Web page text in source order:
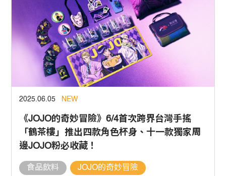
2025.06.05 NEW
《JOJO的奇妙冒險》6/4首次跨界台灣手搖
「鶴茶樓」推出四款角色杯身、十一款獨家周
邊JOJO粉必收藏！
食品飲料 JOJO的奇妙冒險